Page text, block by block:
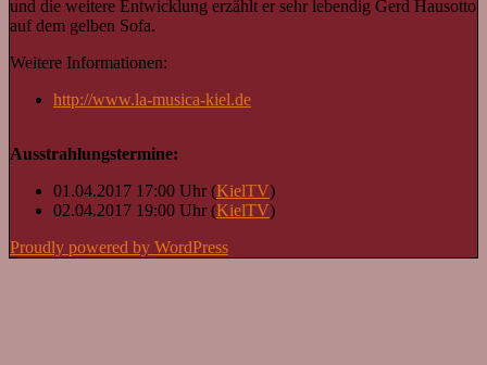
und die weitere Entwicklung erzählt er sehr lebendig Gerd Hausotto
auf dem gelben Sofa.
Weitere Informationen:
http://www.la-musica-kiel.de
Ausstrahlungstermine:
01.04.2017 17:00 Uhr (KielTV)
02.04.2017 19:00 Uhr (KielTV)
Proudly powered by WordPress